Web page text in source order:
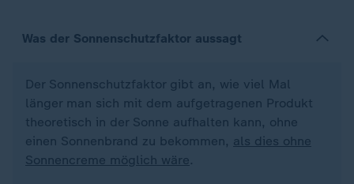
Was der Sonnenschutzfaktor aussagt
Der Sonnenschutzfaktor gibt an, wie viel Mal
länger man sich mit dem aufgetragenen Produkt
theoretisch in der Sonne aufhalten kann, ohne
einen Sonnenbrand zu bekommen, als dies ohne
Sonnencreme möglich wäre.